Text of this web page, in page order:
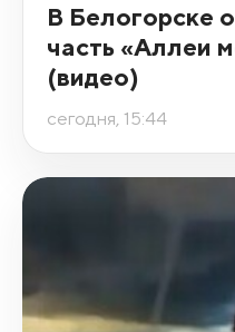
В Белогорске
часть «Аллеи
(видео)
сегодня, 15:44